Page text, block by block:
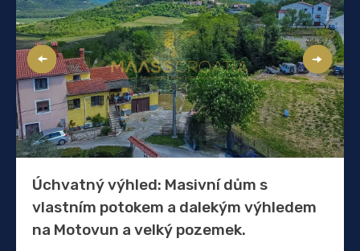
Úchvatný výhled: Masivní dům s
vlastním potokem a dalekým výhledem
na Motovun a velký pozemek.